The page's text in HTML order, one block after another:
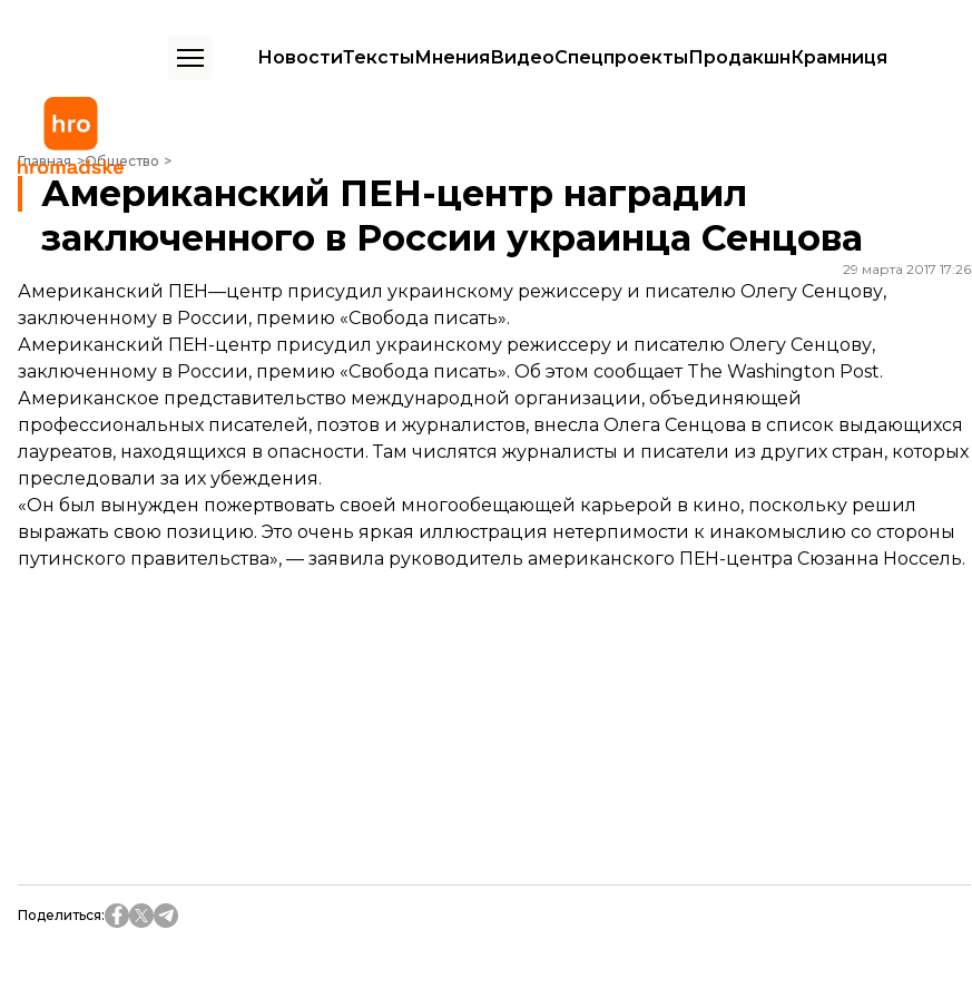
НовостиТекстыМненияВидеоСпецпроектыПродакшнКрамниця
Главная Общество
Американский ПЕН-центр наградил заключенного в России украинца Сенцова
Американский ПЕН-центр наградил
заключенного в России украинца Сенцова
29 марта 2017 17:26
Американский ПЕН—центр присудил украинскому режиссеру и писателю Олегу Сенцову,
заключенному в России, премию «Свобода писать».
Американский ПЕН-центр присудил украинскому режиссеру и писателю Олегу Сенцову,
заключенному в России, премию «Свобода писать». Об этом сообщает The Washington Post.
Американское представительство международной организации, объединяющей
профессиональных писателей, поэтов и журналистов, внесла Олега Сенцова в список выдающихся
лауреатов, находящихся в опасности. Там числятся журналисты и писатели из других стран, которых
преследовали за их убеждения.
«Он был вынужден пожертвовать своей многообещающей карьерой в кино, поскольку решил
выражать свою позицию. Это очень яркая иллюстрация нетерпимости к инакомыслию со стороны
путинского правительства», — заявила руководитель американского ПЕН-центра Сюзанна Носсель.
Поделиться: